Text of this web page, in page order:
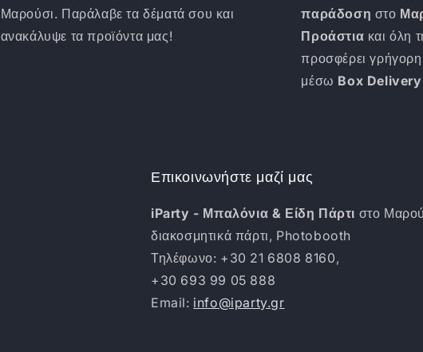
Μαρούσι. Παράλαβε τα δέματά σου και
ανακάλυψε τα προϊόντα μας!
παράδοση στο
Προάστια και όλη
προσφέρει
μέσω Box Delivery
Επικοινωνήστε μαζί μας
iParty - Μπαλόνια & Είδη Πάρτι στο
διακοσμητικά πάρτι, Photobooth
Τηλέφωνο: +30 21 6808 8160,
+30 693 99 05 888
Email: info@iparty.gr